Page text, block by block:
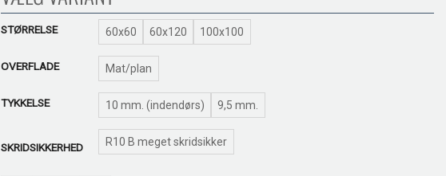
STØRRELSE 60x60 60x120 100x100
OVERFLADE Mat/plan
TYKKELSE 10 mm. (indendørs) 9,5 mm.
SKRIDSIKKERHED R10 B meget skridsikker